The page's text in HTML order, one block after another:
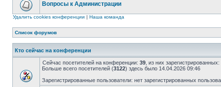
Вопросы к Администрации
Удалить cookies конференции | Наша команда
Список форумов
Кто сейчас на конференции
Сейчас посетителей на конференции: 39 , из них
Больше всего посетителей (3122) здесь было 14.04.2026 09:46
Зарегистрированные пользователи: нет зарегистрированных